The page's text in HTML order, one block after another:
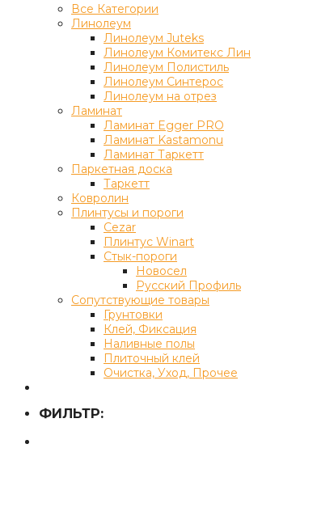
Все Категории
Линолеум
Линолеум Juteks
Линолеум Комитекс Лин
Линолеум Полистиль
Линолеум Синтерос
Линолеум на отрез
Ламинат
Ламинат Egger PRO
Ламинат Kastamonu
Ламинат Таркетт
Паркетная доска
Таркетт
Ковролин
Плинтусы и пороги
Cezar
Плинтус Winart
Стык-пороги
Новосел
Русский Профиль
Сопутствующие товары
Грунтовки
Клей, Фиксация
Наливные полы
Плиточный клей
Очистка, Уход, Прочее
ФИЛЬТР: